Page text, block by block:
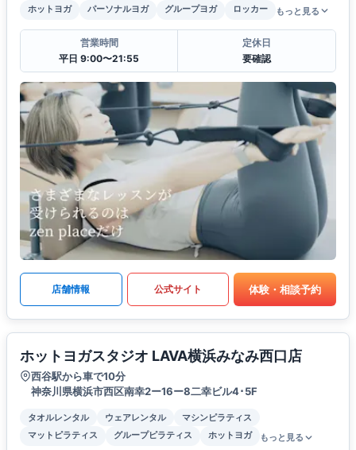
ホットヨガ
パーソナルヨガ グループヨガ ロッカー もっと見る
営業時間
平日 9:00〜21:55
定休日
要確認
店舗情報 公式サイト 体験・相談予約
ホットヨガスタジオ LAVA横浜みなみ西口店
西谷駅から車で10分
神奈川県横浜市西区南幸2ー16ー8二幸ビル4･5F
タオルレンタル ウェアレンタル
マシンピラティス
マットピラティス
グループピラティス ホットヨガ もっと見る